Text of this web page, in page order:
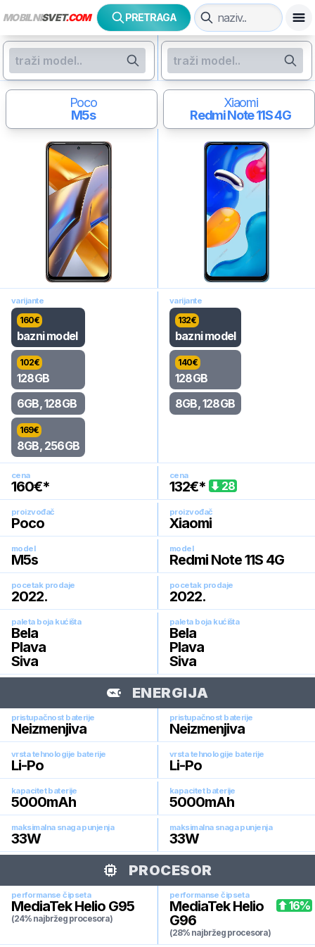
MOBILNISVET.COM PRETRAGA
Poco
M5s
Xiaomi
Redmi Note 11S 4G
varijante
160€
bazni model
102€
128GB
6GB, 128GB
169€
8GB, 256GB
varijante
132€
bazni model
140€
128GB
8GB, 128GB
cena
160€*
cena
132€* 28
proizvođač
Poco
proizvođač
Xiaomi
model
M5s
model
Redmi Note 11S 4G
pocetak prodaje
2022.
pocetak prodaje
2022.
paleta boja kućišta
Bela
Plava
Siva
paleta boja kućišta
Bela
Plava
Siva
ENERGIJA
pristupačnost baterije
Neizmenjiva
pristupačnost baterije
Neizmenjiva
vrsta tehnologije baterije
Li-Po
vrsta tehnologije baterije
Li-Po
kapacitet baterije
5000mAh
kapacitet baterije
5000mAh
maksimalna snaga punjenja
33W
maksimalna snaga punjenja
33W
PROCESOR
performanse čipseta
MediaTek Helio G95
(24% najbržeg procesora)
performanse čipseta
MediaTek Helio
G96
(28% najbržeg procesora)
16%